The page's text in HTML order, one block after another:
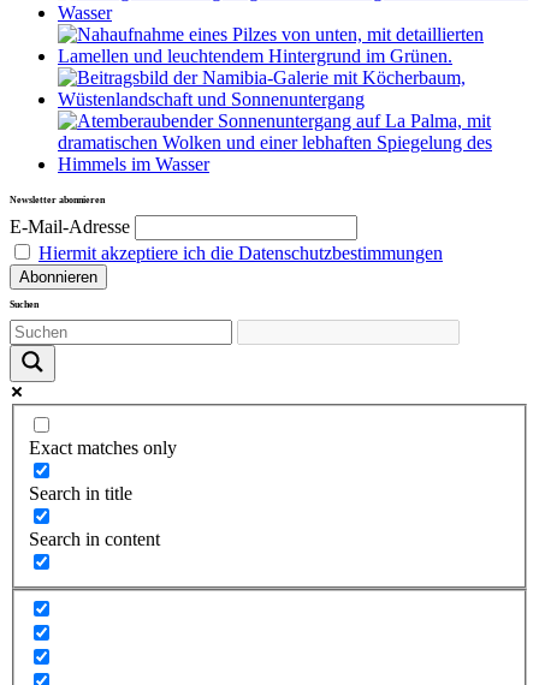
Newsletter abonnieren
E-Mail-Adresse
Hiermit akzeptiere ich die Datenschutzbestimmungen
Suchen
Exact matches only
Search in title
Search in content